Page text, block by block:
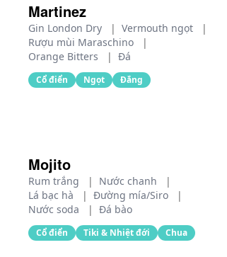
Martinez
Gin London Dry | Vermouth ngọt
|
Rượu mùi Maraschino
|
Orange Bitters
| Đá
Cổ điển Ngọt Đắng
Mojito
Rum trắng | Nước chanh
|
Lá bạc hà
| Đường mía/Siro
|
Nước soda
| Đá bào
Cổ điển Tiki & Nhiệt đới Chua